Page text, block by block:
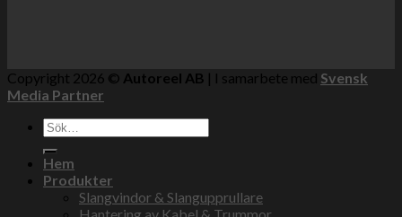
Copyright 2026 © Autoreel AB | I samarbete med Svensk
Media Partner
Sök
efter:
Hem
Produkter
Slangvindor & Slangupprullare
Hantering av Kabel & Trummor